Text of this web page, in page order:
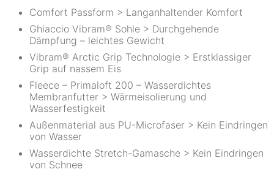
Comfort Passform > Langanhaltender Komfort
Ghiaccio Vibram® Sohle > Durchgehende
Dämpfung – leichtes Gewicht
Vibram® Arctic Grip Technologie > Erstklassiger
Grip auf nassem Eis
Fleece – Primaloft 200 – Wasserdichtes
Membranfutter > Wärmeisolierung und
Wasserfestigkeit
Außenmaterial aus PU-Microfaser > Kein Eindringen
von Wasser
Wasserdichte Stretch-Gamasche > Kein Eindringen
von Schnee